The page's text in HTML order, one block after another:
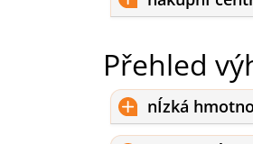
Přehled
nÍzká